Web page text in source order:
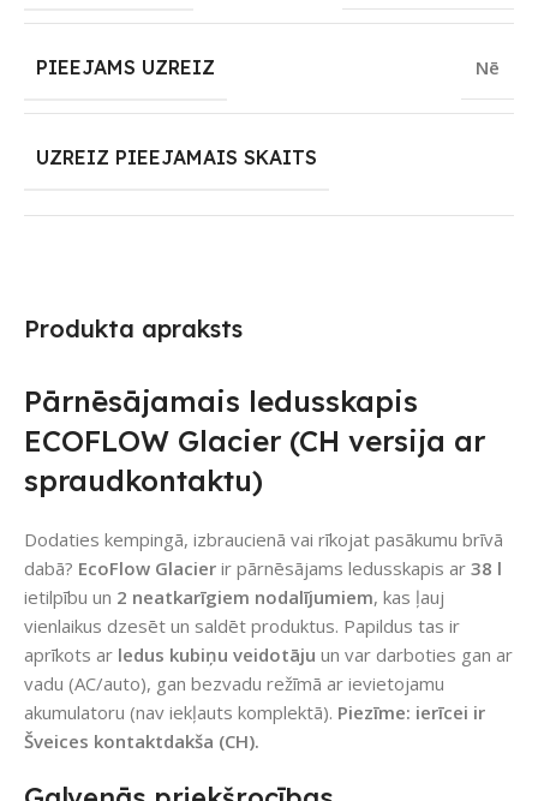
Produkta apraksts
Pārnēsājamais ledusskapis
ECOFLOW Glacier (CH versija ar
spraudkontaktu)
Dodaties kempingā, izbraucienā vai rīkojat pasākumu brīvā
dabā? EcoFlow Glacier ir pārnēsājams ledusskapis ar 38 l
ietilpību un 2 neatkarīgiem nodalījumiem, kas ļauj
vienlaikus dzesēt un saldēt produktus. Papildus tas ir
aprīkots ar ledus kubiņu veidotāju un var darboties gan ar
vadu (AC/auto), gan bezvadu režīmā ar ievietojamu
akumulatoru (nav iekļauts komplektā). Piezīme: ierīcei ir
Šveices kontaktdakša (CH).
PIEEJAMS UZREIZ Nē
UZREIZ PIEEJAMAIS SKAITS